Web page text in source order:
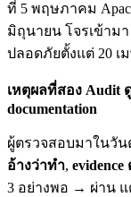
ที่ 5 พฤษภาคม
มิถุนายน โจรเข้าม
ปลอดภัยตั้งแต่ 20 เ
เหตุผลที่สอง Audit
documentation
ผู้ตรวจสอบมาในวัน
อ้างว่าทำ, evidence
3 อย่างพอ → ผ่าน แ